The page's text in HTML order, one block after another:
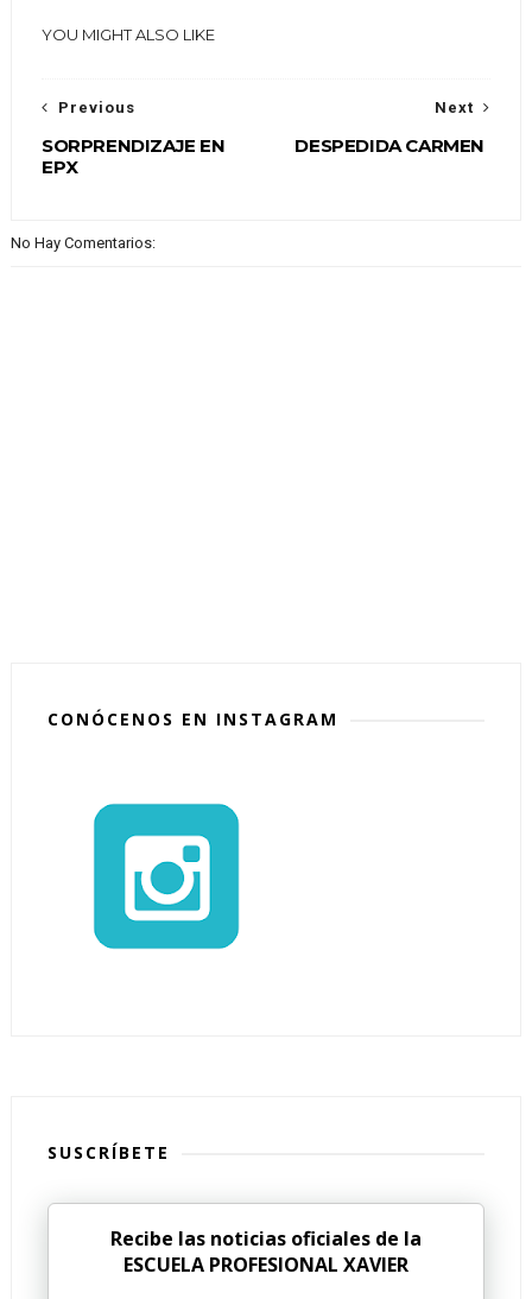
YOU MIGHT ALSO LIKE
Next
DESPEDIDA CARMEN
Previous
SORPRENDIZAJE EN
EPX
No Hay Comentarios:
CONÓCENOS EN INSTAGRAM
SUSCRÍBETE
Recibe las noticias oficiales de la
ESCUELA PROFESIONAL XAVIER